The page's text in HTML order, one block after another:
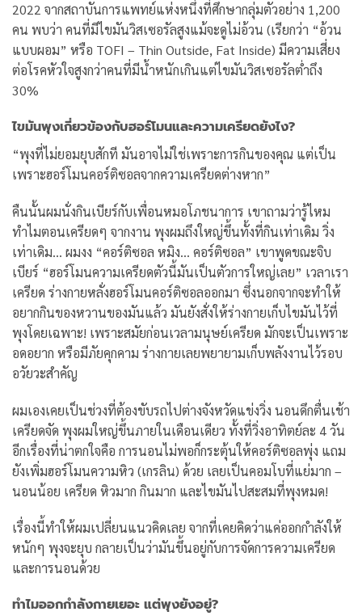
2022 จากสถาบันการแพทย์แห่งหนึ่งที่ศึกษากลุ่มตัวอย่าง 1,200
คน พบว่า คนที่มีไขมันวิสเซอรัลสูงแม้จะดูไม่อ้วน (เรียกว่า “อ้วน
แบบผอม” หรือ TOFI – Thin Outside, Fat Inside) มีความเสี่ยง
ต่อโรคหัวใจสูงกว่าคนที่มีน้ำหนักเกินแต่ไขมันวิสเซอรัลต่ำถึง
30%
ไขมันพุงเกี่ยวข้องกับฮอร์โมนและความเครียดยังไง?
“พุงที่ไม่ยอมยุบสักที มันอาจไม่ใช่เพราะการกินของคุณ แต่เป็น
เพราะฮอร์โมนคอร์ติซอลจากความเครียดต่างหาก”
คืนนั้นผมนั่งกินเบียร์กับเพื่อนหมอโภชนาการ เขาถามว่ารู้ไหม
ทำไมตอนเครียดๆ จากงาน พุงผมถึงใหญ่ขึ้นทั้งที่กินเท่าเดิม วิ่ง
เท่าเดิม… ผมงง “คอร์ติซอล หมิง… คอร์ติซอล” เขาพูดขณะจิบ
เบียร์ “ฮอร์โมนความเครียดตัวนี้มันเป็นตัวการใหญ่เลย” เวลาเรา
เครียด ร่างกายหลั่งฮอร์โมนคอร์ติซอลออกมา ซึ่งนอกจากจะทำให้
อยากกินของหวานของมันแล้ว มันยังสั่งให้ร่างกายเก็บไขมันไว้ที่
พุงโดยเฉพาะ! เพราะสมัยก่อนเวลามนุษย์เครียด มักจะเป็นเพราะ
อดอยาก หรือมีภัยคุกคาม ร่างกายเลยพยายามเก็บพลังงานไว้รอบ
อวัยวะสำคัญ
ผมเองเคยเป็นช่วงที่ต้องขับรถไปต่างจังหวัดแข่งวิ่ง นอนดึกตื่นเช้า
เครียดจัด พุงผมใหญ่ขึ้นภายในเดือนเดียว ทั้งที่วิ่งอาทิตย์ละ 4 วัน
อีกเรื่องที่น่าตกใจคือ การนอนไม่พอก็กระตุ้นให้คอร์ติซอลพุ่ง แถม
ยังเพิ่มฮอร์โมนความหิว (เกรลิน) ด้วย เลยเป็นคอมโบที่แย่มาก –
นอนน้อย เครียด หิวมาก กินมาก และไขมันไปสะสมที่พุงหมด!
เรื่องนี้ทำให้ผมเปลี่ยนแนวคิดเลย จากที่เคยคิดว่าแค่ออกกำลังให้
หนักๆ พุงจะยุบ กลายเป็นว่ามันขึ้นอยู่กับการจัดการความเครียด
และการนอนด้วย
ทำไมออกกำลังกายเยอะ แต่พุงยังอยู่?